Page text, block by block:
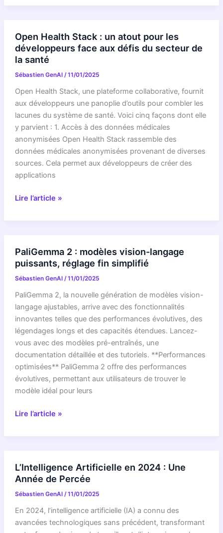
désormais
plus
détaillés
Open Health Stack : un atout pour les
développeurs face aux défis du secteur de
la santé
Sébastien GenAI /11/01/2025
Open Health Stack, une plateforme collaborative, fournit
aux développeurs une panoplie d’outils pour combler les
lacunes du système de santé. Voici cinq façons dont elle
y parvient : 1. Accès à des données médicales
anonymisées Open Health Stack rassemble des
données médicales anonymisées provenant de diverses
sources. Cela permet aux développeurs de créer des
applications
Open
atout
pour
les
développeurs
face
aux
défis
du
secteur
de
la
santé
Lire l’article »
PaliGemma 2 : modèles vision-langage
puissants, réglage fin simplifié
Sébastien GenAI /11/01/2025
PaliGemma 2, la nouvelle génération de modèles vision-
langage ajustables, arrive avec des fonctionnalités
innovantes telles que des performances évolutives, des
légendages longs et des capacités étendues. Lancez-
vous avec des modèles pré-entraînés, une
documentation détaillée et des tutoriels. **Performances
optimisées** PaliGemma 2 offre des performances
évolutives, permettant aux utilisateurs de trouver le
modèle idéal pour leurs
PaliGemma
langage
puissants,
réglage
fin
simplifié
Lire l’article »
L’Intelligence Artificielle en 2024 : Une
Année de Percée
Sébastien GenAI /11/01/2025
En 2024, l’intelligence artificielle (IA) a connu des
avancées technologiques sans précédent, transformant